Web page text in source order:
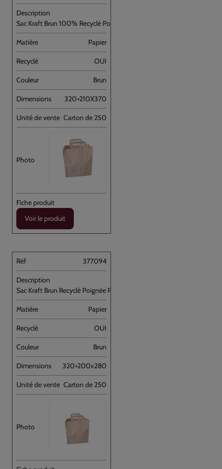
Sac Kraft Brun 100% Recyclé Poignée [...]
Papier
OUI
Brun
320+210X370
Carton de 250
Voir le produit
377094
Sac Kraft Brun Recyclé Poignée Plate [...]
Papier
OUI
Brun
320+200x280
Carton de 250